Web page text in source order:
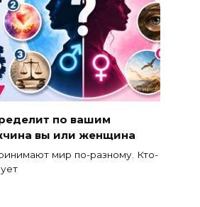
по вашим
вы или женщина
мир по-разному. Кто-